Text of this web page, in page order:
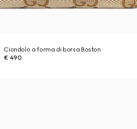
Ciondolo a forma di borsa Boston
€ 490